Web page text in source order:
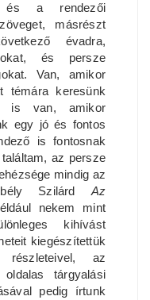
és a rendezői
másrészt
évadra,
és persze
Van, amikor
témára keresünk
is van, amikor
egy jó és fontos
is fontosnak
az persze
mindig az
Szilárd Az
nekem mint
kihívást
kiegészítettük
részleteivel, az
tárgyalási
pedig írtunk